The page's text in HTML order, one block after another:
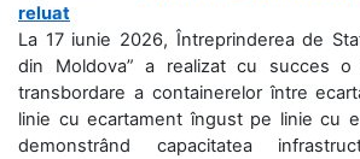
reluat
La 17 iunie 2026, Întreprinderea de
din Moldova” a realizat cu succes o
transbordare a containerelor între
linie cu ecartament îngust pe linie cu
demonstrând capacitatea